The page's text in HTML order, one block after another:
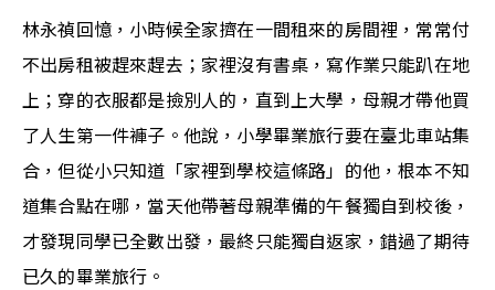
林永禎回憶，小時候全家擠在一間租來的房間裡，常常付
不出房租被趕來趕去；家裡沒有書桌，寫作業只能趴在地
上；穿的衣服都是撿別人的，直到上大學，母親才帶他買
了人生第一件褲子。他說，小學畢業旅行要在臺北車站集
合，但從小只知道「家裡到學校這條路」的他，根本不知
道集合點在哪，當天他帶著母親準備的午餐獨自到校後，
才發現同學已全數出發，最終只能獨自返家，錯過了期待
已久的畢業旅行。